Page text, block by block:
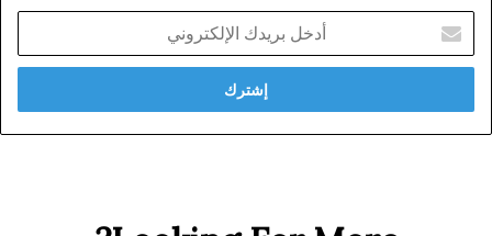
بريدك
الإلكتروني